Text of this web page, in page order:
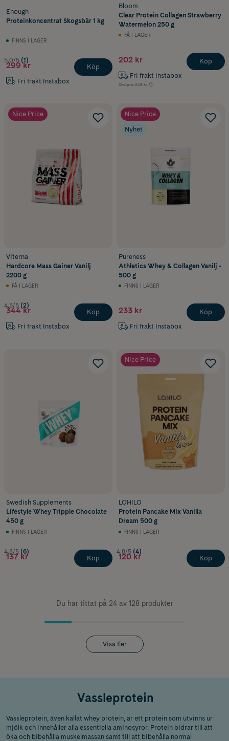
Enough
Proteinkoncentrat Skogsbär 1 kg
FINNS I LAGER
5.0/5 (1)
299 kr
Fri frakt Instabox
Köp
Bloom
Clear Protein Collagen Strawberry
Watermelon 250 g
FÅ I LAGER
202 kr
Fri frakt Instabox
Ord.pris 249 kr
Köp
Nice Price
Viterna
Hardcore Mass Gainer Vanilj
2200 g
FÅ I LAGER
4.5/5 (2)
344 kr
Fri frakt Instabox
Köp
Nice Price
Nyhet
Pureness
Athletics Whey & Collagen Vanilj -
500 g
FINNS I LAGER
233 kr
Fri frakt Instabox
Köp
Swedish Supplements
Lifestyle Whey Tripple Chocolate
450 g
FINNS I LAGER
4.8/5 (6)
137 kr Köp
Nice Price
LOHILO
Protein Pancake Mix Vanilla
Dream 500 g
FINNS I LAGER
4.8/5 (4)
120 kr Köp
Du har tittat på 24 av 128 produkter
Visa fler
Vassleprotein
Vassleprotein, även kallat whey protein, är ett protein som utvinns ur
mjölk och innehåller alla essentiella aminosyror. Protein bidrar till att
öka och bibehålla muskelmassan samt till att bibehålla normal